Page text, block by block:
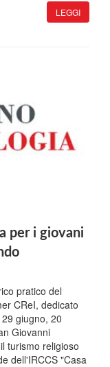
LEGGI
per i giovani
pratico del
CReI, dedicato
giugno, 20
Giovanni
turismo religioso
dell'IRCCS "Casa